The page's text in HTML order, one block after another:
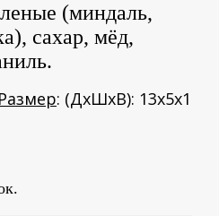
(миндаль,
сахар, мёд,
Размер: (ДхШхВ): 13х5х1